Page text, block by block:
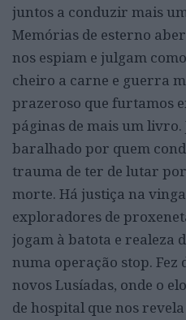
juntos a conduzir mais
Memórias de esterno
nos espiam e julgam
cheiro a carne e guerra
prazeroso que furtamos
páginas de mais um livro.
baralhado por quem
trauma de ter de lutar
morte. Há justiça na
exploradores de
jogam à batota e realeza
numa operação stop. Fez
novos Lusíadas, onde o
de hospital que nos